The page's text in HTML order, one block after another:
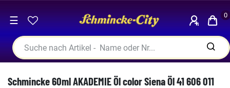
☰ 0
Schmincke 60ml AKADEMIE Öl color Siena Öl 41 606 011